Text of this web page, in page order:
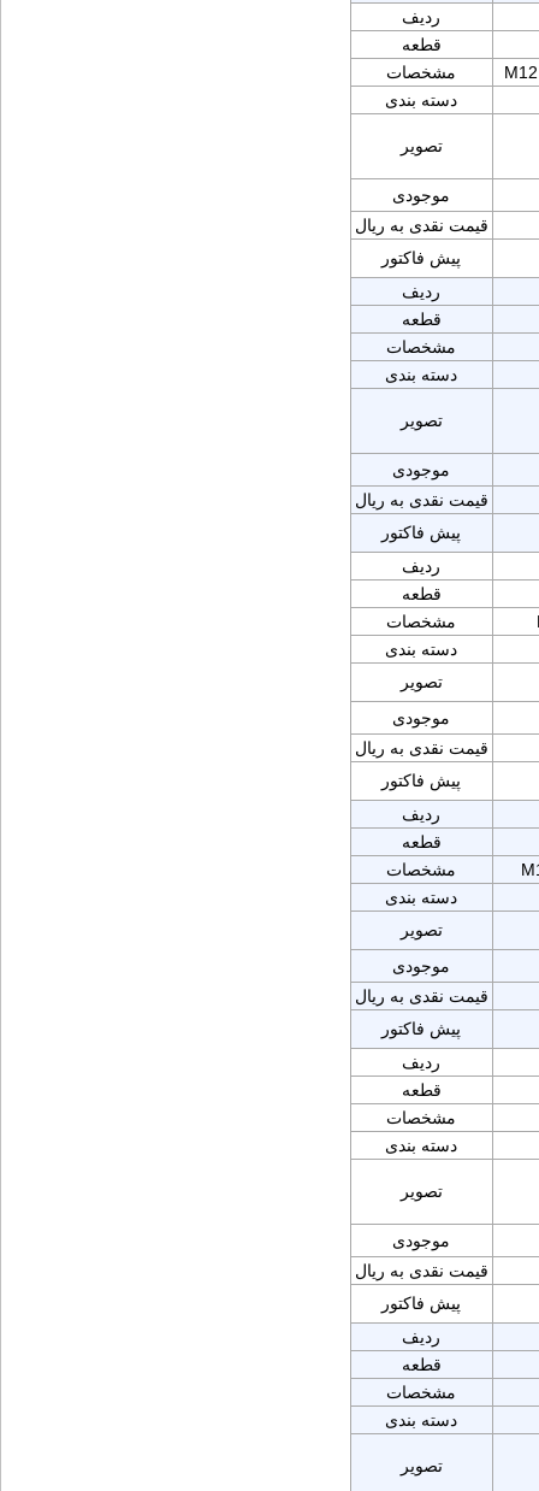
ردیف
قطعه
مشخصات
دسته بندی
تصویر
موجودی
قیمت نقدی به ریال
پیش فاکتور
ردیف
قطعه
مشخصات
دسته بندی
تصویر
موجودی
قیمت نقدی به ریال
پیش فاکتور
ردیف
قطعه
مشخصات
دسته بندی
تصویر
موجودی
قیمت نقدی به ریال
پیش فاکتور
ردیف
قطعه
مشخصات
دسته بندی
تصویر
موجودی
قیمت نقدی به ریال
پیش فاکتور
ردیف
قطعه
مشخصات
دسته بندی
تصویر
موجودی
قیمت نقدی به ریال
پیش فاکتور
ردیف
قطعه
مشخصات
دسته بندی
تصویر